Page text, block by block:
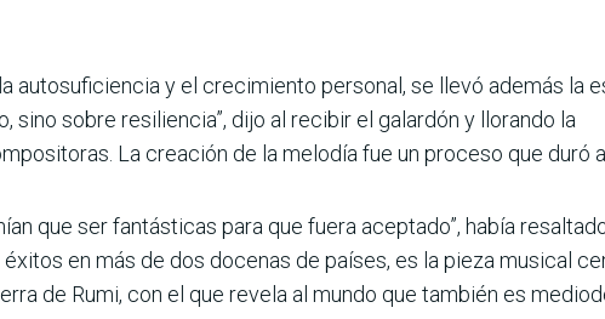
autosuficiencia y el crecimiento personal, se llevó además la
sino sobre resiliencia”, dijo al recibir el galardón y llorando la
La creación de la melodía fue un proceso que duró
que ser fantásticas para que fuera aceptado”, había
en más de dos docenas de países, es la pieza musical
de Rumi, con el que revela al mundo que también es